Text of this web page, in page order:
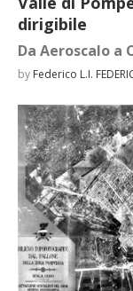
dirigibile
Da Aeroscalo a
by Federico L.I.